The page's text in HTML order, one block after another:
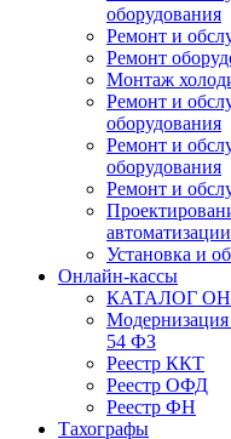
оборудования
Ремонт и
Ремонт
Монтаж
Ремонт и
оборудования
Ремонт и
оборудования
Ремонт и
Установка и
Онлайн-кассы
КАТАЛОГ
Модернизация
54 ФЗ
Реестр ККТ
Реестр ОФД
Реестр ФН
Тахографы